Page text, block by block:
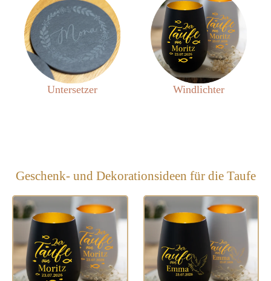
Untersetzer Windlichter
Geschenk- und Dekorationsideen für die Taufe